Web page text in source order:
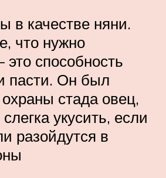
в качестве няни.
что нужно
способность
пасти. Он был
стада овец,
укусить, если
разойдутся в